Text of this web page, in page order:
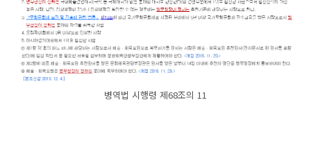
병역법 시행령 제68조의 11